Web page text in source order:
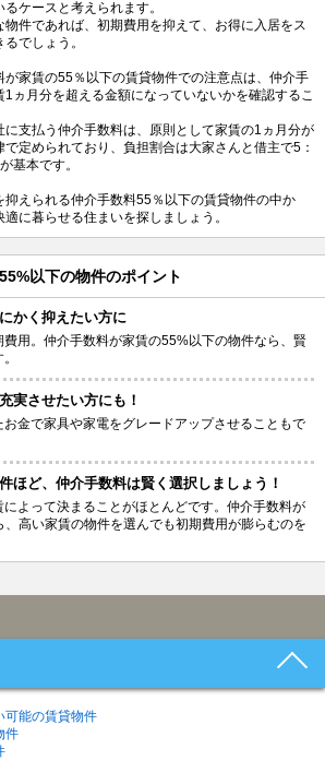
るケースと考えられます。
物件であれば、初期費用を抑えて、お得に入居をス
でしょう。
が家賃の55％以下の賃貸物件での注意点は、仲介手
1ヵ月分を超える金額になっていないかを確認するこ
に支払う仲介手数料は、原則として家賃の1ヵ月分が
で定められており、負担割合は大家さんと借主で5：
基本です。
抑えられる仲介手数料55％以下の賃貸物件の中か
適に暮らせる住まいを探しましょう。
以下の物件のポイント
かく抑えたい方に
用。仲介手数料が家賃の55%以下の物件なら、賢
実させたい方にも！
金で家具や家電をグレードアップさせることもで
ほど、仲介手数料は賢く選択しましょう！
よって決まることがほとんどです。仲介手数料が
高い家賃の物件を選んでも初期費用が膨らむのを
可能の賃貸物件
件